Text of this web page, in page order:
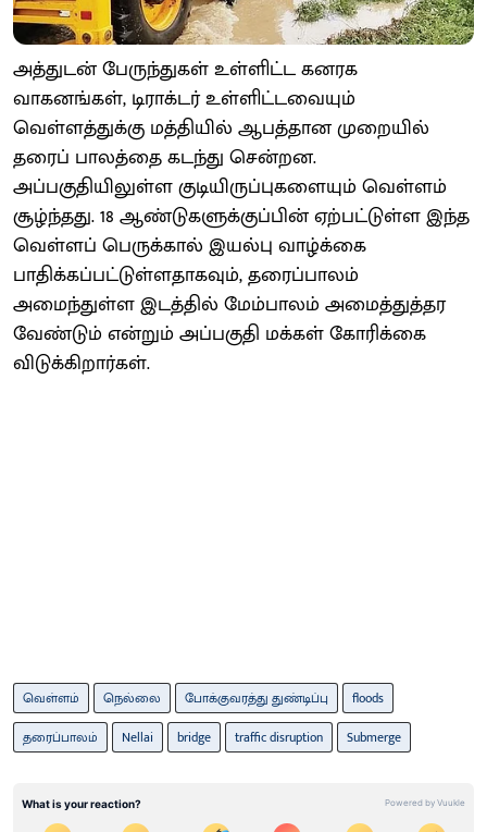
அத்துடன் பேருந்துகள் உள்ளிட்ட கனரக
வாகனங்கள், டிராக்டர் உள்ளிட்டவையும்
வெள்ளத்துக்கு மத்தியில் ஆபத்தான முறையில்
தரைப் பாலத்தை கடந்து சென்றன.
அப்பகுதியிலுள்ள குடியிருப்புகளையும் வெள்ளம்
சூழ்ந்தது. 18 ஆண்டுகளுக்குப்பின் ஏற்பட்டுள்ள இந்த
வெள்ளப் பெருக்கால் இயல்பு வாழ்க்கை
பாதிக்கப்பட்டுள்ளதாகவும், தரைப்பாலம்
அமைந்துள்ள இடத்தில் மேம்பாலம் அமைத்துத்தர
வேண்டும் என்றும் அப்பகுதி மக்கள் கோரிக்கை
விடுக்கிறார்கள்.
வெள்ளம் நெல்லை போக்குவரத்து துண்டிப்பு
floods
தரைப்பாலம்
Nellai bridge traffic disruption Submerge